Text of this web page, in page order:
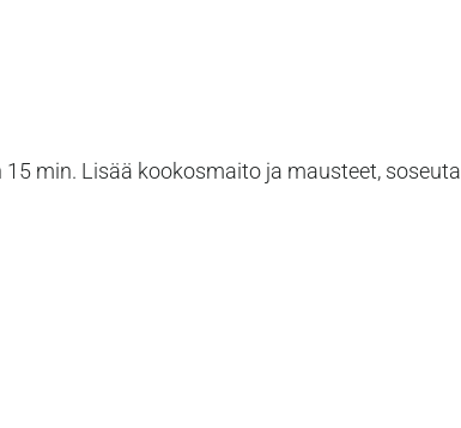
min. Lisää kookosmaito ja mausteet, soseuta